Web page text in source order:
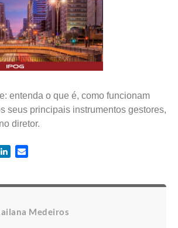
entenda o que é, como funcionam
seus principais instrumentos gestores,
diretor.
Medeiros